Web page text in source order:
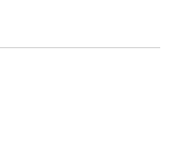
exigencia fundamental